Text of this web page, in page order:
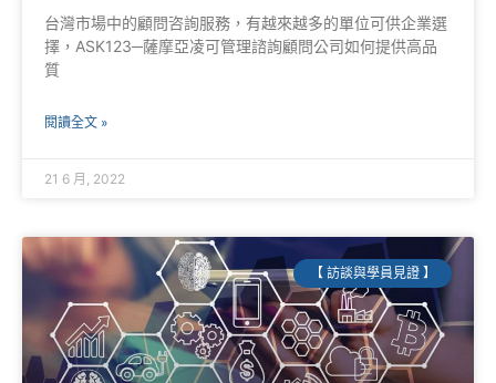
台灣市場中的顧問咨詢服務，有越來越多的單位可供企業選
擇，ASK123─薩摩亞凌可管理諮詢顧問公司如何提供高品
質
閱讀全文 »
21 6 月, 2022
【 訪談與學員見證 】